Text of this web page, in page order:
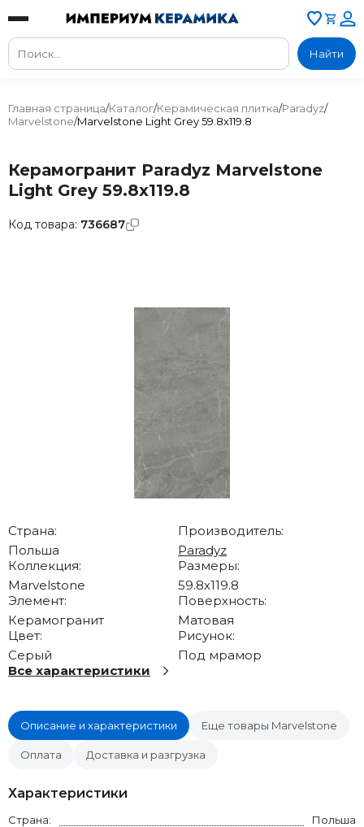
Найти
Главная страница/Каталог/Керамическая плитка/Paradyz/
Marvelstone/Marvelstone Light Grey 59.8x119.8
Керамогранит Paradyz Marvelstone
Light Grey 59.8x119.8
Страна:
Польша
Производитель:
Paradyz
Коллекция:
Marvelstone
Размеры:
59.8x119.8
Элемент:
Керамогранит
Поверхность:
Матовая
Цвет:
Серый
Рисунок:
Под мрамор
Все характеристики
Описание и характеристики Еще товары Marvelstone
Оплата Доставка и разгрузка
Характеристики
Страна:
Польша
Код товара: 736687